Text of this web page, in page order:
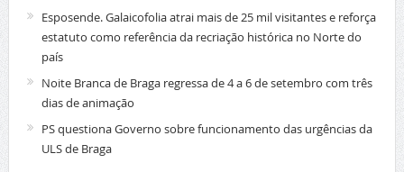
Esposende. Galaicofolia atrai mais de 25 mil visitantes e reforça
estatuto como referência da recriação histórica no Norte do
país
Noite Branca de Braga regressa de 4 a 6 de setembro com três
dias de animação
PS questiona Governo sobre funcionamento das urgências da
ULS de Braga